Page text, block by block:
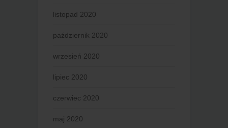
listopad 2020
październik 2020
wrzesień 2020
lipiec 2020
czerwiec 2020
maj 2020